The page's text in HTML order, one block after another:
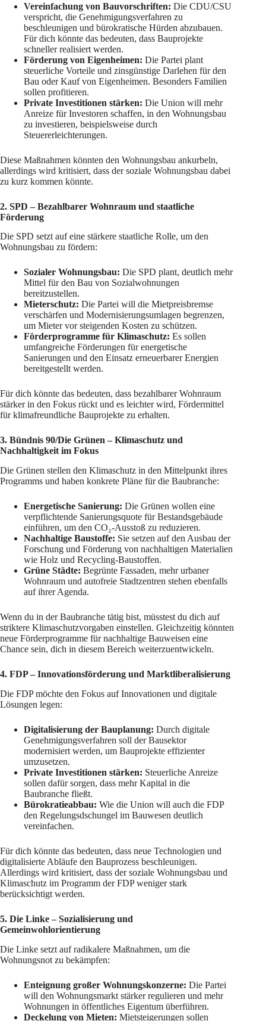
Vereinfachung von Bauvorschriften: Die CDU/CSU
verspricht, die Genehmigungsverfahren zu
beschleunigen und bürokratische Hürden abzubauen.
Für dich könnte das bedeuten, dass Bauprojekte
schneller realisiert werden.
Förderung von Eigenheimen: Die Partei plant
steuerliche Vorteile und zinsgünstige Darlehen für den
Bau oder Kauf von Eigenheimen. Besonders Familien
sollen profitieren.
Private Investitionen stärken: Die Union will mehr
Anreize für Investoren schaffen, in den Wohnungsbau
zu investieren, beispielsweise durch
Steuererleichterungen.
Diese Maßnahmen könnten den Wohnungsbau ankurbeln,
allerdings wird kritisiert, dass der soziale Wohnungsbau dabei
zu kurz kommen könnte.
2. SPD – Bezahlbarer Wohnraum und staatliche
Förderung
Die SPD setzt auf eine stärkere staatliche Rolle, um den
Wohnungsbau zu fördern:
Sozialer Wohnungsbau: Die SPD plant, deutlich mehr
Mittel für den Bau von Sozialwohnungen
bereitzustellen.
Mieterschutz: Die Partei will die Mietpreisbremse
verschärfen und Modernisierungsumlagen begrenzen,
um Mieter vor steigenden Kosten zu schützen.
Förderprogramme für Klimaschutz: Es sollen
umfangreiche Förderungen für energetische
Sanierungen und den Einsatz erneuerbarer Energien
bereitgestellt werden.
Für dich könnte das bedeuten, dass bezahlbarer Wohnraum
stärker in den Fokus rückt und es leichter wird, Fördermittel
für klimafreundliche Bauprojekte zu erhalten.
3. Bündnis 90/Die Grünen – Klimaschutz und
Nachhaltigkeit im Fokus
Die Grünen stellen den Klimaschutz in den Mittelpunkt ihres
Programms und haben konkrete Pläne für die Baubranche:
Energetische Sanierung: Die Grünen wollen eine
verpflichtende Sanierungsquote für Bestandsgebäude
einführen, um den CO₂-Ausstoß zu reduzieren.
Nachhaltige Baustoffe: Sie setzen auf den Ausbau der
Forschung und Förderung von nachhaltigen Materialien
wie Holz und Recycling-Baustoffen.
Grüne Städte: Begrünte Fassaden, mehr urbaner
Wohnraum und autofreie Stadtzentren stehen ebenfalls
auf ihrer Agenda.
Wenn du in der Baubranche tätig bist, müsstest du dich auf
striktere Klimaschutzvorgaben einstellen. Gleichzeitig könnten
neue Förderprogramme für nachhaltige Bauweisen eine
Chance sein, dich in diesem Bereich weiterzuentwickeln.
4. FDP – Innovationsförderung und Marktliberalisierung
Die FDP möchte den Fokus auf Innovationen und digitale
Lösungen legen:
Digitalisierung der Bauplanung: Durch digitale
Genehmigungsverfahren soll der Bausektor
modernisiert werden, um Bauprojekte effizienter
umzusetzen.
Private Investitionen stärken: Steuerliche Anreize
sollen dafür sorgen, dass mehr Kapital in die
Baubranche fließt.
Bürokratieabbau: Wie die Union will auch die FDP
den Regelungsdschungel im Bauwesen deutlich
vereinfachen.
Für dich könnte das bedeuten, dass neue Technologien und
digitalisierte Abläufe den Bauprozess beschleunigen.
Allerdings wird kritisiert, dass der soziale Wohnungsbau und
Klimaschutz im Programm der FDP weniger stark
berücksichtigt werden.
5. Die Linke – Sozialisierung und
Gemeinwohlorientierung
Die Linke setzt auf radikalere Maßnahmen, um die
Wohnungsnot zu bekämpfen:
Enteignung großer Wohnungskonzerne: Die Partei
will den Wohnungsmarkt stärker regulieren und mehr
Wohnungen in öffentliches Eigentum überführen.
Deckelung von Mieten: Mietsteigerungen sollen